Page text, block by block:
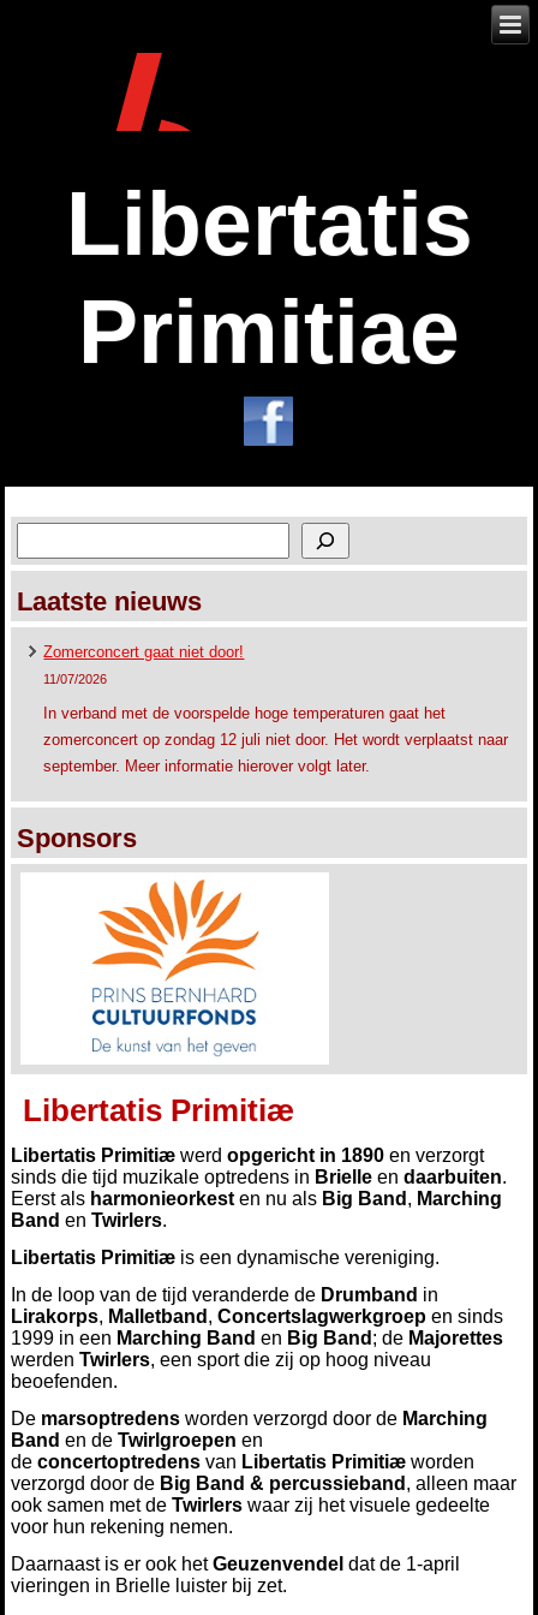
Libertatis
Primitiae
Laatste nieuws
Zomerconcert gaat niet door!
11/07/2026
In verband met de voorspelde hoge temperaturen gaat het
zomerconcert op zondag 12 juli niet door. Het wordt verplaatst naar
september. Meer informatie hierover volgt later.
Sponsors
Libertatis Primitiæ
Libertatis Primitiæwerdopgericht in 1890 en verzorgt
sinds die tijd muzikale optredens in Brielle endaarbuiten.
Eerst als harmonieorkest en nu als Big Band , Marching
Band enTwirlers.
Libertatis Primitiæ is een dynamische vereniging.
In de loop van de tijd veranderde de Drumband in
Lirakorps, Malletband ,Concertslagwerkgroepen sinds
1999 in een Marching Band en Big Band ; de Majorettes
werdenTwirlers, een sport die zij op hoog niveau
beoefenden.
De marsoptredens worden verzorgd door de Marching
Band en deTwirlgroepen en
deconcertoptredens van Libertatis Primitiæ worden
verzorgd door de Big Band & percussieband , alleen maar
ook samen met deTwirlers waar zij het visuele gedeelte
voor hun rekening nemen.
Daarnaast is er ook hetGeuzenvendel dat de 1-april
vieringen in Brielle luister bij zet.